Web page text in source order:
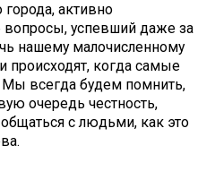
активно
успевший даже за
нашему малочисленному
происходят, когда самые
Мы всегда будем помнить,
очередь честность,
с людьми, как это